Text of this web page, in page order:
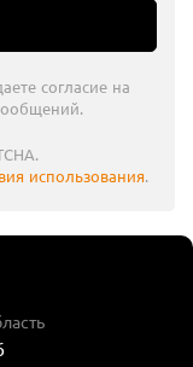
согласие на
использования.